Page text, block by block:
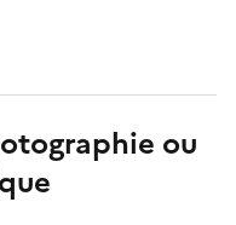
ou